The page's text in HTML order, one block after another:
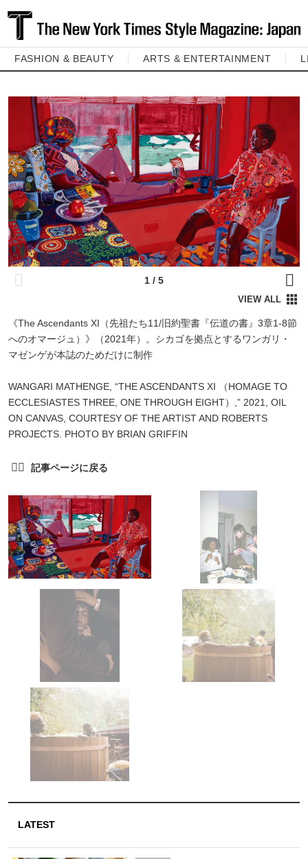
FASHION & BEAUTY ARTS & ENTERTAINMENT
《The Ascendants XI（先祖たち11/旧約聖書『伝道の書』3章1-8節
へのオマージュ）》（2021年）。シカゴを拠点とするワンガリ・
マゼンゲが本誌のためだけに制作
WANGARI MATHENGE, “THE ASCENDANTS XI （HOMAGE TO
ECCLESIASTES THREE, ONE THROUGH EIGHT）,” 2021, OIL
ON CANVAS, COURTESY OF THE ARTIST AND ROBERTS
PROJECTS. PHOTO BY BRIAN GRIFFIN
LATEST